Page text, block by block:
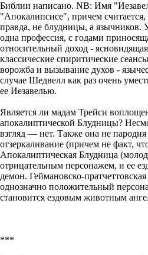
Библии написано. NB: Имя
"Апокалипсисе", причем
правда, не блудницы, а язычников.
одна профессия, с годами
относительный доход -
классические спиритические
ворожба и вызывание духов -
случае Шедвелл как раз очень
ее Иезавелью.
Является ли мадам Трейси
апокалиптической Блудницы?
взгляд — нет. Также она не пародия
отзеркаливание (причем не факт,
Апокалиптическая Блудница
отрицательным персонажем, и ее
демон. Геймановско-
однозначно положительный
становится ездовым животным
***